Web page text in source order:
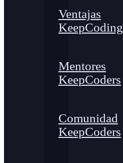
Ventajas
KeepCoding
Mentores
KeepCoders
Comunidad
KeepCoders